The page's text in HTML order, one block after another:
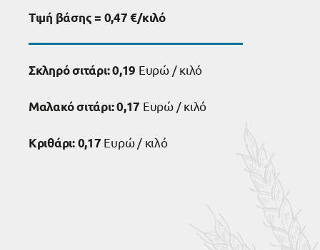
Τιμή βάσης = 0,47€/κιλό
Σκληρό σιτάρι:0,19 Ευρώ / κιλό
Μαλακό σιτάρι: 0,17 Ευρώ / κιλό
Κριθάρι:0,17 Ευρώ / κιλό